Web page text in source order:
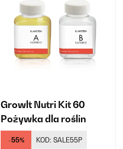
Growlt Nutri Kit 60
Pożywka dla roślin
-55% KOD: SALE55P